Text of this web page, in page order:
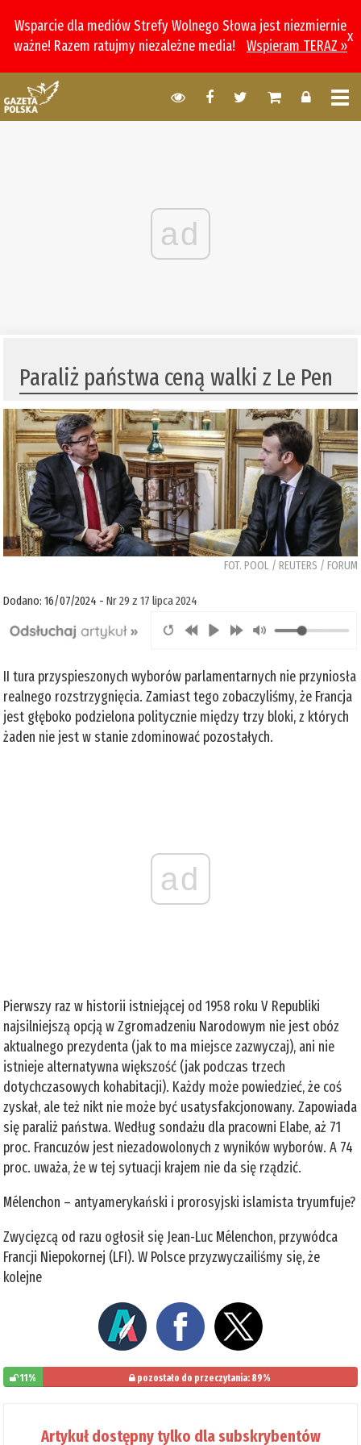
Wsparcie dla mediów Strefy Wolnego Słowa jest niezmiernie
ważne! Razem ratujmy niezależne media!
Wspieram TERAZ »
x
ad
Paraliż państwa ceną walki z Le Pen
FOT. POOL / REUTERS / FORUM
Dodano: 16/07/2024 -Nr 29 z 17 lipca 2024
II tura przyspieszonych wyborów parlamentarnych nie przyniosła
realnego rozstrzygnięcia. Zamiast tego zobaczyliśmy, że Francja
jest głęboko podzielona politycznie między trzy bloki, z których
żaden nie jest w stanie zdominować pozostałych.
ad
Pierwszy raz w historii istniejącej od 1958 roku V Republiki
najsilniejszą opcją w Zgromadzeniu Narodowym nie jest obóz
aktualnego prezydenta (jak to ma miejsce zazwyczaj), ani nie
istnieje alternatywna większość (jak podczas trzech
dotychczasowych kohabitacji). Każdy może powiedzieć, że coś
zyskał, ale też nikt nie może być usatysfakcjonowany. Zapowiada
się paraliż państwa. Według sondażu dla pracowni Elabe, aż 71
proc. Francuzów jest niezadowolonych z wyników wyborów. A 74
proc. uważa, że w tej sytuacji krajem nie da się rządzić.
Mélenchon – antyamerykański i prorosyjski islamista tryumfuje?
Zwycięzcą od razu ogłosił się Jean-Luc Mélenchon, przywódca
Francji Niepokornej (LFI). W Polsce przyzwyczailiśmy się, że
kolejne
11% pozostało do przeczytania: 89%
Artykuł dostępny tylko dla subskrybentów